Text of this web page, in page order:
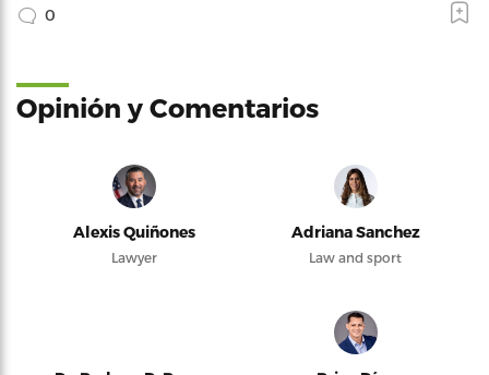
0
Opinión y Comentarios
Alexis Quiñones
Lawyer
Adriana Sanchez
Law and sport